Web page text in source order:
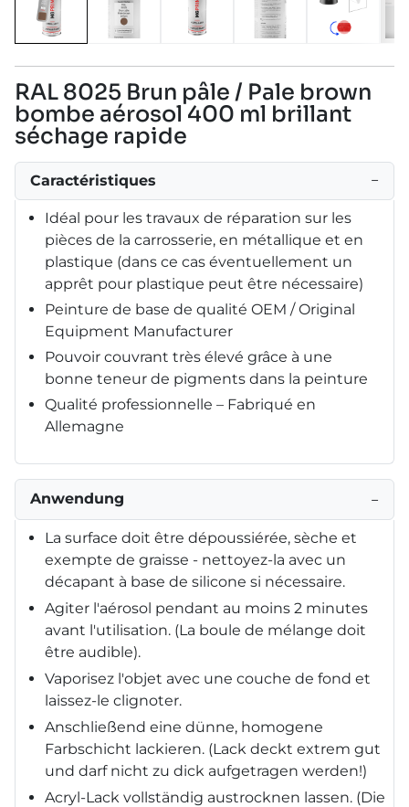
RAL 8025 Brun pâle / Pale brown
bombe aérosol 400 ml brillant
séchage rapide
Caractéristiques −
Idéal pour les travaux de réparation sur les
pièces de la carrosserie, en métallique et en
plastique (dans ce cas éventuellement un
apprêt pour plastique peut être nécessaire)
Peinture de base de qualité OEM / Original
Equipment Manufacturer
Pouvoir couvrant très élevé grâce à une
bonne teneur de pigments dans la peinture
Qualité professionnelle – Fabriqué en
Allemagne
Anwendung −
La surface doit être dépoussiérée, sèche et
exempte de graisse - nettoyez-la avec un
décapant à base de silicone si nécessaire.
Agiter l'aérosol pendant au moins 2 minutes
avant l'utilisation. (La boule de mélange doit
être audible).
Vaporisez l'objet avec une couche de fond et
laissez-le clignoter.
Anschließend eine dünne, homogene
Farbschicht lackieren. (Lack deckt extrem gut
und darf nicht zu dick aufgetragen werden!)
Acryl-Lack vollständig austrocknen lassen. (Die